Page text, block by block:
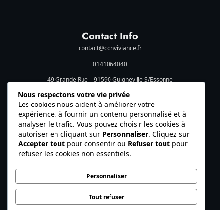
Contact Info
contact@conviviance.fr
0141064040
49 Grande Rue – 91590 Guigneville S/Essonne
Social Media
© 2026 Conviviance. Tous droits réservés.
Mentions légales
Politique de confidentialité
Cookies
Nous respectons votre vie privée
Les cookies nous aident à améliorer votre
expérience, à fournir un contenu personnalisé et à
analyser le trafic. Vous pouvez choisir les cookies à
autoriser en cliquant sur Personnaliser. Cliquez sur
Accepter tout pour consentir ou Refuser tout pour
refuser les cookies non essentiels.
Personnaliser
Tout refuser